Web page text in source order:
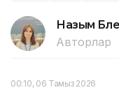
Назым
Авторлар
00:10, 06 Тамыз 2026